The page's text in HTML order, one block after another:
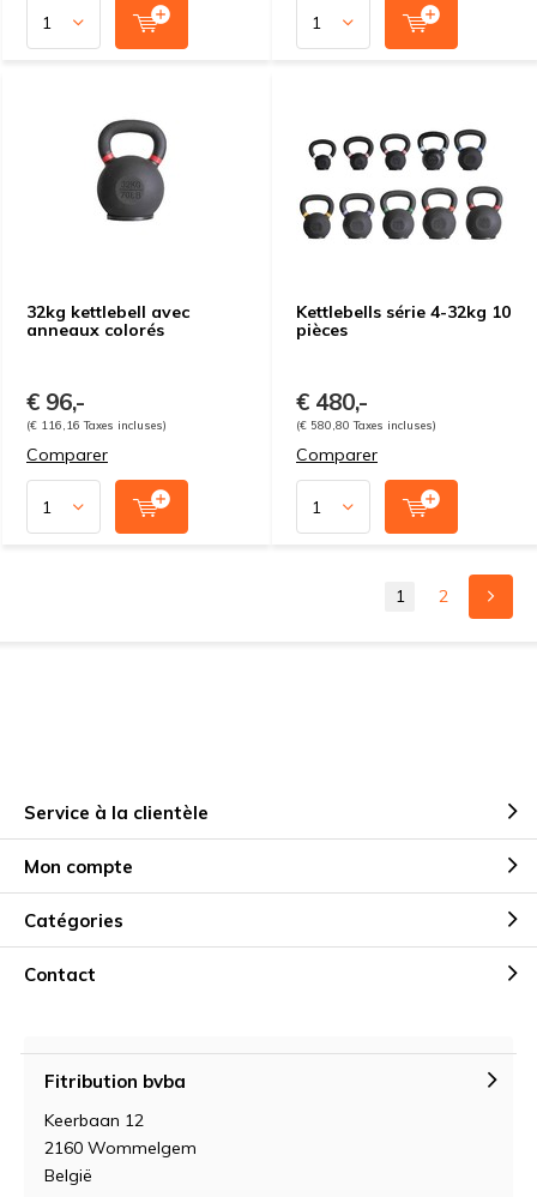
32kg kettlebell avec
anneaux colorés
€ 96,-
(€ 116,16 Taxes incluses)
Comparer
Kettlebells série 4-32kg 10
pièces
€ 480,-
(€ 580,80 Taxes incluses)
Comparer
1 2
Service à la clientèle
Mon compte
Catégories
Contact
Fitribution bvba
Keerbaan 12
2160 Wommelgem
België